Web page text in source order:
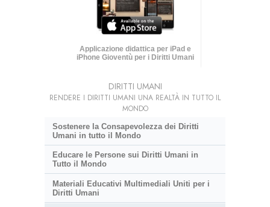
Applicazione didattica per iPad e
iPhone Gioventù per i Diritti Umani
DIRITTI UMANI
RENDERE I DIRITTI UMANI UNA REALTÀ IN TUTTO IL
MONDO
Sostenere la Consapevolezza dei Diritti
Umani in tutto il Mondo
Educare le Persone sui Diritti Umani in
Tutto il Mondo
Materiali Educativi Multimediali Uniti per i
Diritti Umani